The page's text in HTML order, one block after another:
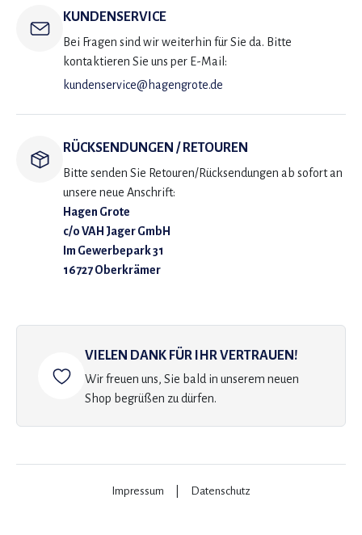
KUNDENSERVICE
Bei Fragen sind wir weiterhin für Sie da. Bitte
kontaktieren Sie uns per E-Mail:
kundenservice@hagengrote.de
RÜCKSENDUNGEN / RETOUREN
Bitte senden Sie Retouren/Rücksendungen ab sofort an
unsere neue Anschrift:
Hagen Grote
c/o VAH Jager GmbH
Im Gewerbepark 31
16727 Oberkrämer
VIELEN DANK FÜR IHR VERTRAUEN!
Wir freuen uns, Sie bald in unserem neuen
Shop begrüßen zu dürfen.
Impressum Datenschutz